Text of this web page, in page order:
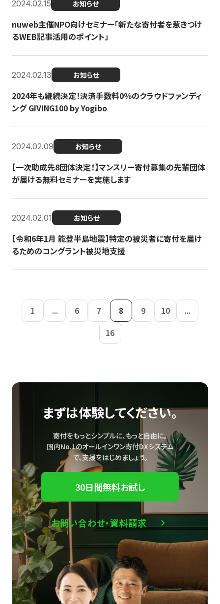
2024.02.15 お知らせ
nuweb主催NPO向けセミナー「新たな寄付者を惹きつけ
るWEB記事活用のポイント」
2024.02.13 お知らせ
2024年も継続決定！決済手数料0％のクラウドファンディ
ング GIVING100 by Yogibo
2024.02.09 お知らせ
【一次助成先8団体決定！】マンスリー寄付募集の先輩団体
が届ける無料セミナーを実施します
2024.02.01 お知らせ
【令和6年1月 能登半島地震】特定の被災者に寄付を届け
るためのコングラント被災地支援
1 ... 6 7 8 9 10
...
16
まずは体験してください。
寄付をもっとシンプルに、もっと自由に。
国内No.1のオールインワン寄付DXシステム
で、支援をはじめましょう。
30日間無料お試し
お問い合わせ・資料請求